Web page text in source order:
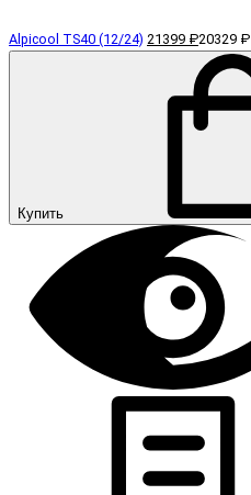
Alpicool TS40 (12/24) 21399 ₽20329 ₽
Купить